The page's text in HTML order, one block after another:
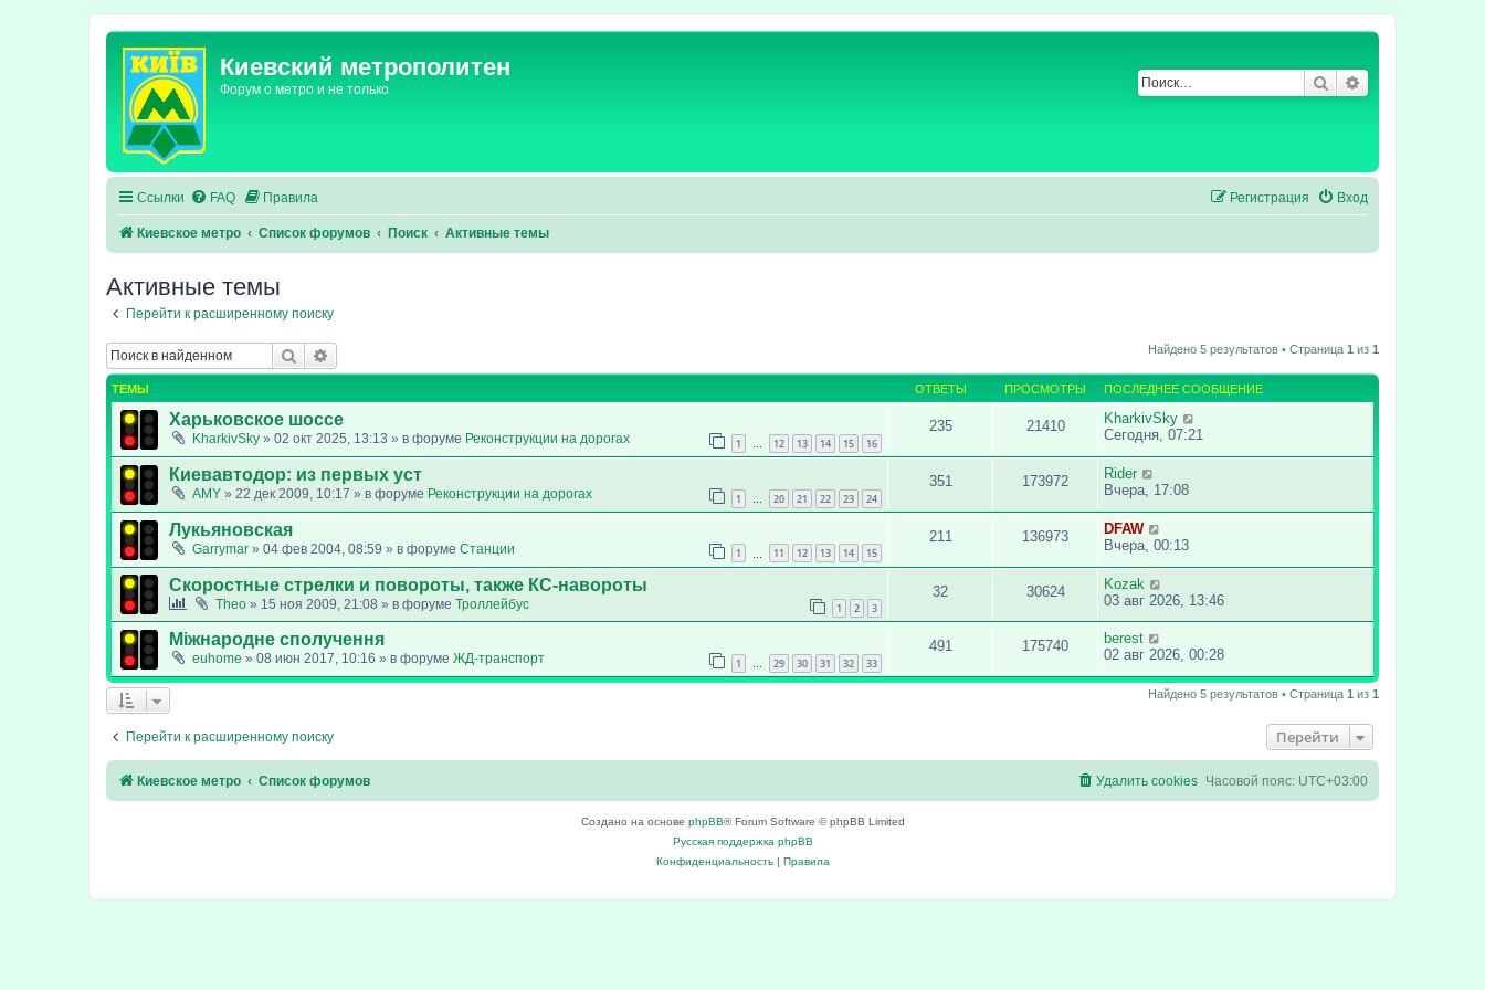
Киевский метрополитен
Форум о метро и не только Поиск
Ссылки FAQ Правила Вход
Регистрация
Киевское метро Список форумов Поиск Активные темы
Активные темы
Перейти к расширенному поиску
Поиск Найдено 5 результатов • Страница 1 из 1
ТЕМЫ ОТВЕТЫ ПРОСМОТРЫ ПОСЛЕДНЕЕ СООБЩЕНИЕ
Харьковское шоссе
KharkivSky » 02 окт 2025, 13:13 » в форуме Реконструкции на дорогах 1 12 13 14 15 16
235 21410
KharkivSky
Сегодня, 07:21
Киевавтодор: из первых уст
AMY » 22 дек 2009, 10:17 » в форуме Реконструкции на дорогах 1 20 21 22 23 24
351 173972
Rider
Вчера, 17:08
Лукьяновская
Garrymar » 04 фев 2004, 08:59 » в форуме Станции 1 11 12 13 14 15
211 136973
DFAW
Вчера, 00:13
Скоростные стрелки и повороты, также КС-навороты
Theo » 15 ноя 2009, 21:08 » в форуме Троллейбус 1 2 3
32 30624
Kozak
03 авг 2026, 13:46
Міжнародне сполучення
euhome » 08 июн 2017, 10:16 » в форуме ЖД-транспорт 1 … 29 30 31 32 33
491 175740
berest
02 авг 2026, 00:28
Найдено 5 результатов • Страница 1 из 1
Перейти к расширенному поиску Перейти
Киевское метро Список форумов Часовой пояс: UTC+03:00
Удалить cookies
Создано на основе phpBB® Forum Software © phpBB Limited
Русская поддержка phpBB
Конфиденциальность| Правила